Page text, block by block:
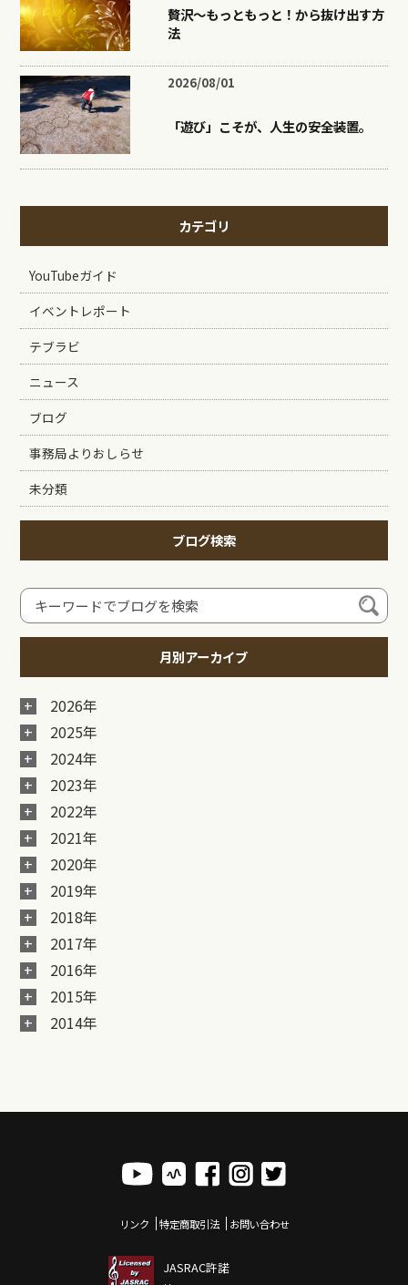
贅沢〜もっともっと！から抜け出す方
法
2026/08/01
「遊び」こそが、人生の安全装置。
カテゴリ
YouTubeガイド
イベントレポート
テブラビ
ニュース
ブログ
事務局よりおしらせ
未分類
ブログ検索
月別アーカイブ
2026年
2025年
2024年
2023年
2022年
2021年
2020年
2019年
2018年
2017年
2016年
2015年
2014年
リンク 特定商取引法 お問い合わせ
JASRAC許諾